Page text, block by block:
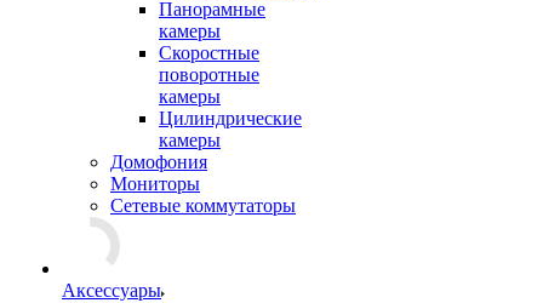
Панорамные
камеры
Скоростные
поворотные
камеры
Цилиндрические
камеры
Домофония
Мониторы
Сетевые коммутаторы
Аксессуары